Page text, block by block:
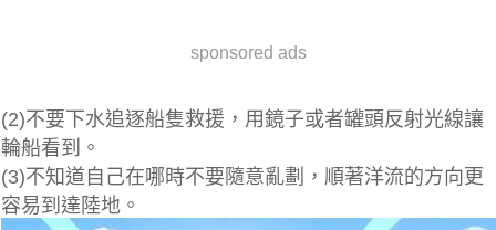
sponsored ads
(2)不要下水追逐船隻救援，用鏡子或者罐頭反射光線讓
輪船看到。
(3)不知道自己在哪時不要隨意亂劃，順著洋流的方向更
容易到達陸地。